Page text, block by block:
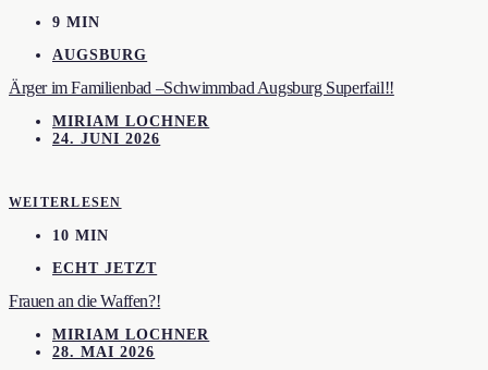
9 MIN
AUGSBURG
Ärger im Familienbad –Schwimmbad Augsburg Superfail!!
MIRIAM LOCHNER
24. JUNI 2026
WEITERLESEN
10 MIN
ECHT JETZT
Frauen an die Waffen?!
MIRIAM LOCHNER
28. MAI 2026